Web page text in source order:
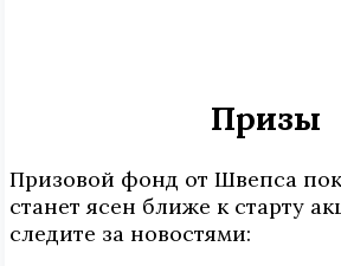
Призы
Призовой фонд от Швепса
станет ясен ближе к старту
следите за новостями: